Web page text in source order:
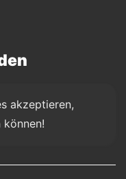
akzeptieren,